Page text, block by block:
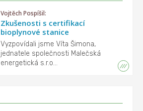
Vojtěch Pospíšil:
Zkušenosti s certifikací
bioplynové stanice
Vyzpovídali jsme Víta Šimona,
jednatele společnosti Malečská
energetická s.r.o...